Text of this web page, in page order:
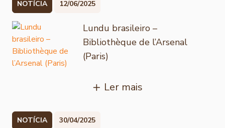
NOTÍCIA 12/06/2025
Lundu brasileiro –
Bibliothèque de l’Arsenal
(Paris)
Ler mais
NOTÍCIA 30/04/2025